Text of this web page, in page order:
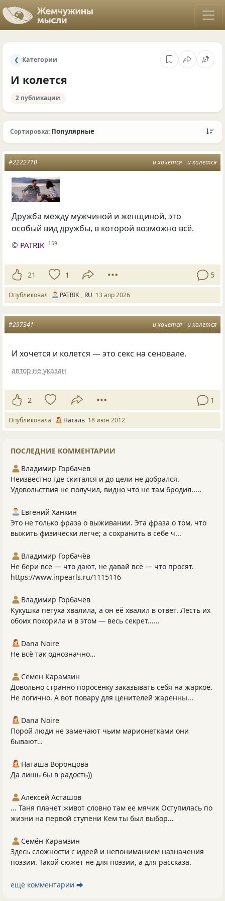
❮ Категории
И колется
2 публикации
Сортировка: Популярные
и хочется и колется
#2222710
Дружба между мужчиной и женщиной, это
особый вид дружбы, в которой возможно всё.
© PATRIK 159
21 1 5
Опубликовал PATRIK _ RU 13 апр 2026
и хочется и колется
#297341
И хочется и колется — это секс на сеновале.
автор не указан
2 1
Опубликовала Наталь 18 июн 2012
ПОСЛЕДНИЕ КОММЕНТАРИИ
Владимир Горбачёв
Неизвестно где скитался и до цели не добрался.
Удовольствия не получил, видно что не там бродил.....
Евгений Ханкин
Это не только фраза о выживании. Эта фраза о том, что
выжить физически легче; а сохранить в себе ч...
Владимир Горбачёв
Не бери всё — что дают, не давай всё — что просят.
https://www.inpearls.ru/1115116
Владимир Горбачёв
Кукушка петуха хвалила, а он её хвалил в ответ. Лесть их
обоих покорила и в этом — весь секрет......
Dana Noire
Не всё так однозначно…
Семён Карамзин
Довольно странно поросенку заказывать себя на жаркое.
Не логично. А вот повару для ценителей жаренны...
Dana Noire
Порой люди не замечают чьим марионетками они
бывают…
Наташа Воронцова
Да лишь бы в радость))
Алексей Асташов
... Таня плачет живот словно там ее мячик Оступилась по
жизни на первой ступени Кем ты был выбор...
Семён Карамзин
Здесь сложности с идеей и непониманием назначения
поэзии. Такой сюжет не для поэзии, а для рассказа.
ещё комментарии ⮕